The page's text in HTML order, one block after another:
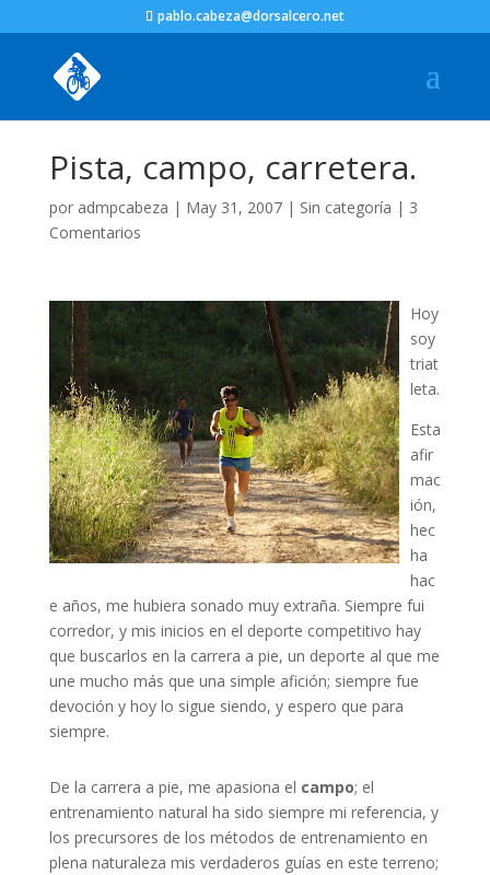
pablo.cabeza@dorsalcero.net
Pista, campo, carretera.
por admpcabeza | May 31, 2007| Sin categoría | 3
Comentarios
Hoy
soy
triat
leta.
Esta
afir
mac
ión,
hec
ha
hac
e años, me hubiera sonado muy extraña. Siempre fui
corredor, y mis inicios en el deporte competitivo hay
que buscarlos en la carrera a pie, un deporte al que me
une mucho más que una simple afición; siempre fue
devoción y hoy lo sigue siendo, y espero que para
siempre.
De la carrera a pie, me apasiona el campo; el
entrenamiento natural ha sido siempre mi referencia, y
los precursores de los métodos de entrenamiento en
plena naturaleza mis verdaderos guías en este terreno;